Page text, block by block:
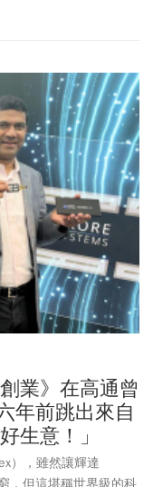
業》在高通曾
年前跳出來自
生意！」
），雖然讓輝達
，但這堪稱世界級的科